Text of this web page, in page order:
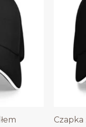
Czapka